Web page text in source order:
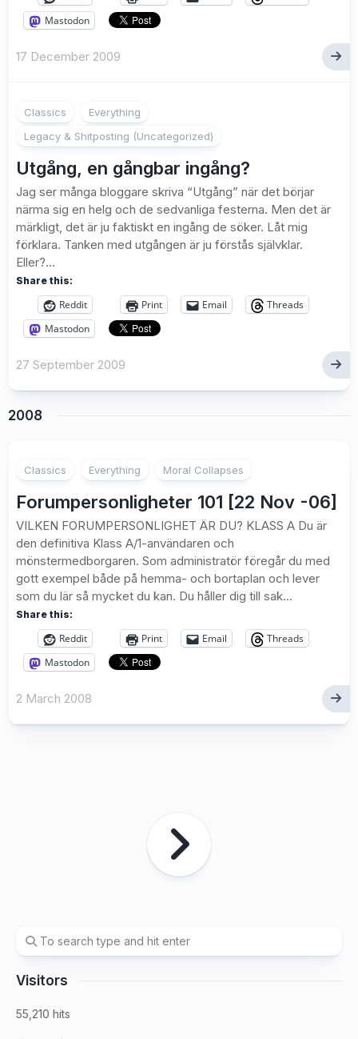
Mastodon
17 December 2009
Classics
Everything
Legacy & Shitposting (Uncategorized)
Utgång, en gångbar ingång?
Jag ser många bloggare skriva “Utgång” när det börjar
närma sig en helg och de sedvanliga festerna. Men det är
märkligt, det är ju faktiskt en ingång de söker. Låt mig
förklara. Tanken med utgången är ju förstås självklar.
Eller?...
Share this:
Reddit Print Email
Threads
Mastodon
27 September 2009
2008
Classics Everything Moral Collapses
Forumpersonligheter 101 [22 Nov -06]
VILKEN FORUMPERSONLIGHET ÄR DU? KLASS A Du är
den definitiva Klass A/1-användaren och
mönstermedborgaren. Som administratör föregår du med
gott exempel både på hemma- och bortaplan och lever
som du lär så mycket du kan. Du håller dig till sak...
Share this:
Reddit Print Email
Threads
Mastodon
2 March 2008
Visitors
55,210 hits